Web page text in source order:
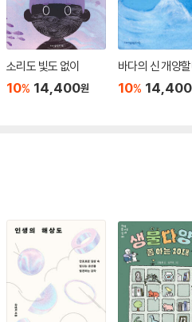
소리도 빛도 없이
10% 14,400원
바다의 신 개양할
10% 14,400